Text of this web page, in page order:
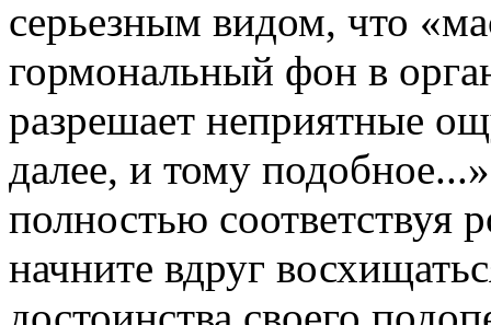
серьезным видом, что
гормональный фон в
разрешает неприятные
далее, и тому
полностью соответствуя
начните вдруг